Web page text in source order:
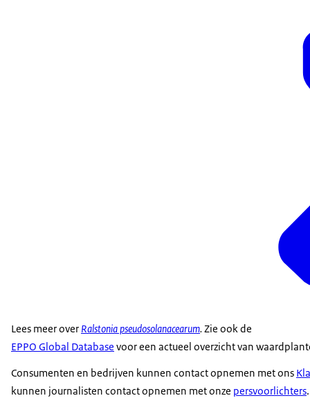
Lees meer over Ralstonia pseudosolanacearum.Zie ook de
EPPO Global Database voor een actueel overzicht van
Consumenten en bedrijven kunnen contact opnemen met ons
kunnen journalisten contact opnemen met onze persvoorlichters.